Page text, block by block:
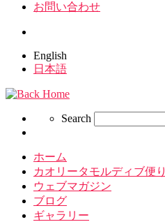
お問い合わせ
English
日本語
SearchSearch
ホーム
カオリータモルディブ便り
ウェブマガジン
ブログ
ギャラリー